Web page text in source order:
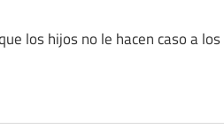
los hijos no le hacen caso a